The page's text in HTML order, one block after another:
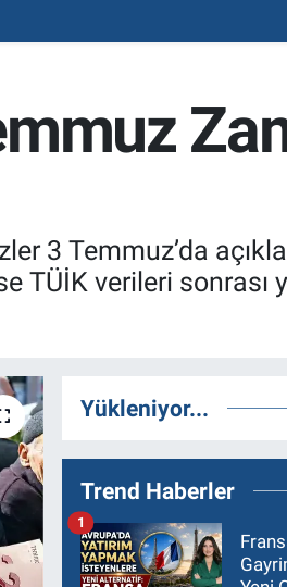
3 Temmuz’da
TÜİK verileri sonrası
Yükleniyor...
Trend Haberler
1